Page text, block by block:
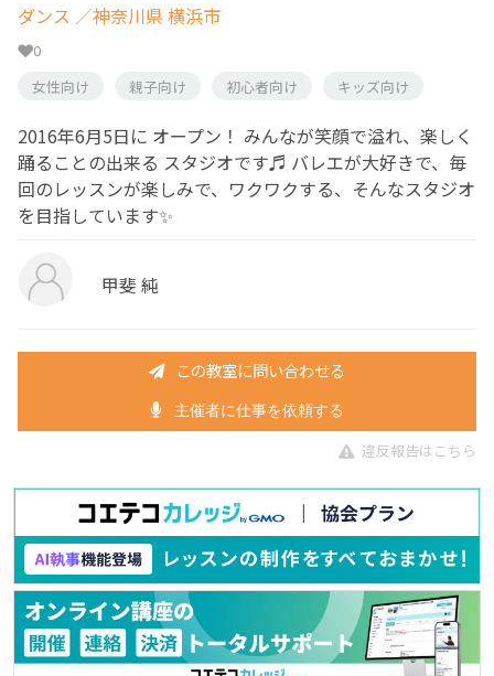
ダンス ／神奈川県 横浜市
0
女性向け
親子向け 初心者向け キッズ向け
2016年6月5日に オープン！ みんなが笑顔で溢れ、楽しく
踊ることの出来る スタジオです♬ バレエが大好きで、毎
回のレッスンが楽しみで、ワクワクする、そんなスタジオ
を目指しています✨
甲斐 純
この教室に問い合わせる
主催者に仕事を依頼する
違反報告はこちら